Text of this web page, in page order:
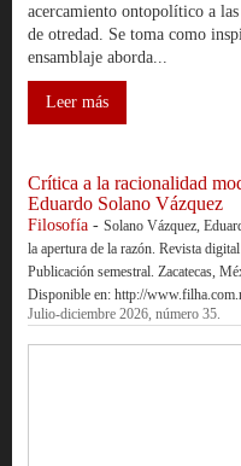
acercamiento ontopolítico a
de otredad. Se toma como
ensamblaje aborda...
Leer más
Crítica a la racionalidad
Eduardo Solano Vázquez
Filosofía- Solano Vázquez,
la apertura de la razón. Revista
Publicación semestral. Zacatecas,
Disponible en: http://
Julio-diciembre 2026, número 35.